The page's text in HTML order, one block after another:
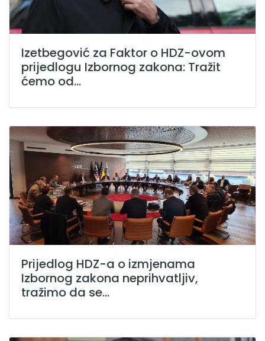
Izetbegović za Faktor o HDZ-ovom
prijedlogu Izbornog zakona: Tražit
ćemo od...
Prijedlog HDZ-a o izmjenama
Izbornog zakona neprihvatljiv,
tražimo da se...